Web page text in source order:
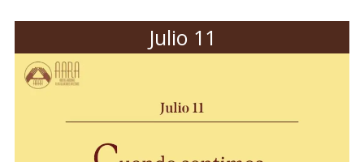
Julio 11